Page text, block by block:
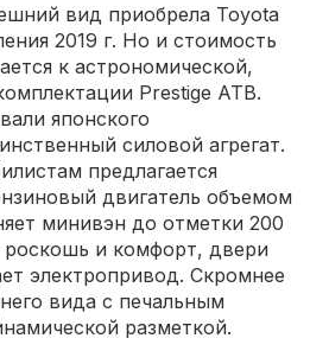
вид приобрела Toyota
2019 г. Но и стоимость
к астрономической,
Prestige ATB.
японского
силовой агрегат.
предлагается
двигатель объемом
минивэн до отметки 200
и комфорт, двери
электропривод. Скромнее
вида с печальным
разметкой.